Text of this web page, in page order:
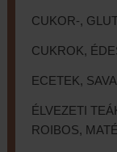
CUKOR-,
CUKROK,
ECETEK,
ÉLVEZETI
ROIBOS,